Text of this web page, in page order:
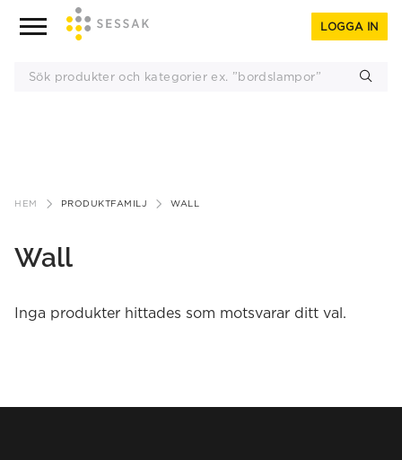
LOGGA IN
HEM PRODUKTFAMILJ WALL
Wall
Inga produkter hittades som motsvarar ditt val.